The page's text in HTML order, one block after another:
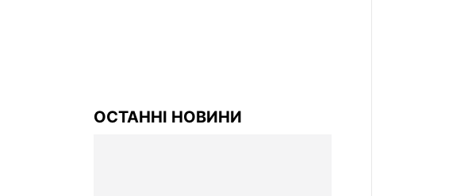
ОСТАННІ НОВИНИ